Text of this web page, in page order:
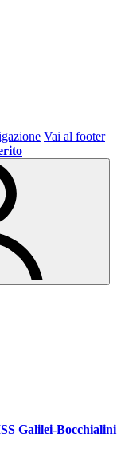
Vai al footer
Galilei-Bocchialini